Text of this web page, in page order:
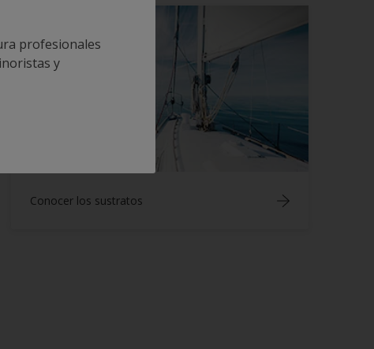
Conocer los sustratos
profesionales
y